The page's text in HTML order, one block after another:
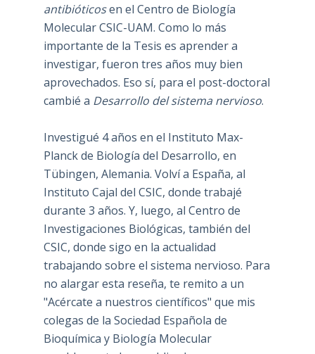
antibióticosen el Centro de Biología
Molecular CSIC-UAM. Como lo más
importante de la Tesis es aprender a
investigar, fueron tres años muy bien
aprovechados. Eso sí, para el post-doctoral
cambié a Desarrollo del sistema nervioso.
Investigué 4 años en el Instituto Max-
Planck de Biología del Desarrollo, en
Tübingen, Alemania. Volví a España, al
Instituto Cajal del CSIC, donde trabajé
durante 3 años. Y, luego, al Centro de
Investigaciones Biológicas, también del
CSIC, donde sigo en la actualidad
trabajando sobre el sistema nervioso. Para
no alargar esta reseña, te remito a un
"Acércate a nuestros científicos" que mis
colegas de la Sociedad Española de
Bioquímica y Biología Molecular